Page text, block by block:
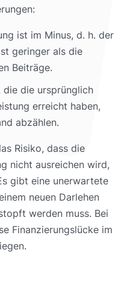
ist im Minus, d. h. der
geringer als die
Beiträge.
die die ursprünglich
erreicht haben,
abzählen.
Risiko, dass die
nicht ausreichen wird,
gibt eine unerwartete
neuen Darlehen
werden muss. Bei
Finanzierungslücke im